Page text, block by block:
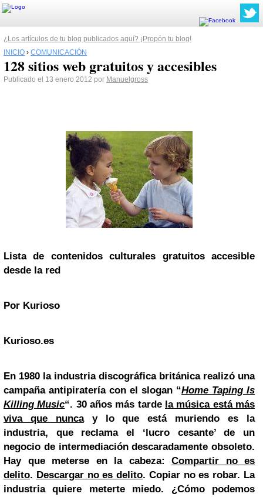
¿Los artículos de tu blog publicados aquí? ¡Propón tu blog!
INICIO › COMUNICACIÓN
128 sitios web gratuitos y accesibles
Publicado el 13 enero 2012 por Manuelgross
Lista de contenidos culturales gratuitos accesible
desde la red
Por Kurioso
Kurioso.es
En 1980 la industria discográfica británica realizó una
campaña antipiratería con el slogan “Home Taping Is
Killing Music“. 30 años más tarde la música está más
viva que nunca
y lo que está muriendo es la
industria, que reclama el ‘lucro cesante’ de un
negocio de intermediación descaradamente obsoleto.
Hay que meterse en la cabeza:
Compartir no es
delito. Descargar no es delito. Copiar no es robar. La
industria quiere meterte miedo. ¿Cómo podemos